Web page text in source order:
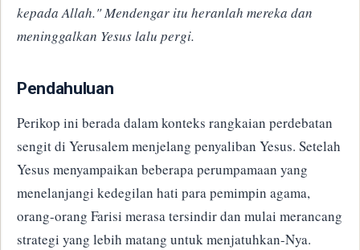
kepada Allah." Mendengar itu heranlah mereka dan
meninggalkan Yesus lalu pergi.
​Pendahuluan
​Perikop ini berada dalam konteks rangkaian perdebatan
sengit di Yerusalem menjelang penyaliban Yesus. Setelah
Yesus menyampaikan beberapa perumpamaan yang
menelanjangi kedegilan hati para pemimpin agama,
orang-orang Farisi merasa tersindir dan mulai merancang
strategi yang lebih matang untuk menjatuhkan-Nya.